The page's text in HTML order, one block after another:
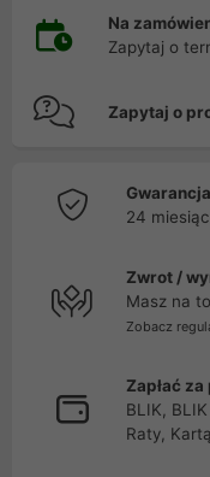
Na
Zapytaj o
Zapytaj o
24
Zwrot /
Masz na
Zobacz
Zapłać za
BLIK,
Raty,